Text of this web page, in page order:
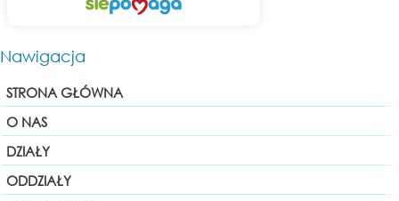
Nawigacja
STRONA GŁÓWNA
O NAS
DZIAŁY
ODDZIAŁY